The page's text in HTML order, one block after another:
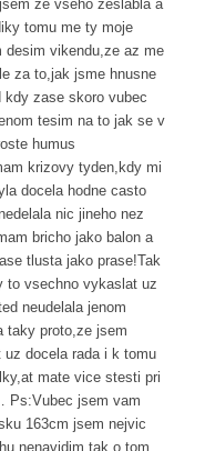
ze vseho zeslabla a
tomu me ty moje
desim vikendu,ze az me
za to,jak jsme hnusne
zase skoro vubec
tesim na to jak se v
humus
krizovy tyden,kdy mi
docela hodne casto
nic jineho nez
bricho jako balon a
tlusta jako prase!Tak
vsechno vykaslat uz
neudelala jenom
taky proto,ze jsem
docela rada i k tomu
mate vice stesti pri
Ps:Vubec jsem vam
163cm jsem nejvic
nenavidim tak o tom